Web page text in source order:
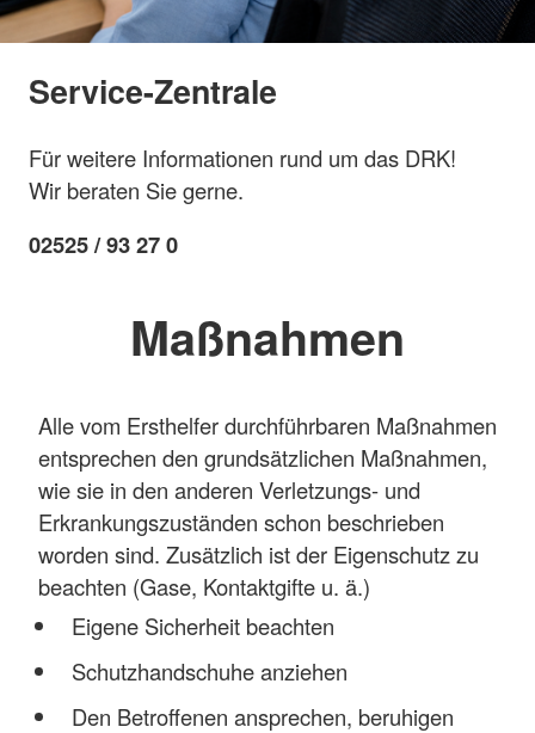
Service-Zentrale
Für weitere Informationen rund um das DRK!
Wir beraten Sie gerne.
02525 / 93 27 0
Maßnahmen
Alle vom Ersthelfer durchführbaren Maßnahmen
entsprechen den grundsätzlichen Maßnahmen,
wie sie in den anderen Verletzungs- und
Erkrankungszuständen schon beschrieben
worden sind. Zusätzlich ist der Eigenschutz zu
beachten (Gase, Kontaktgifte u. ä.)
Eigene Sicherheit beachten
Schutzhandschuhe anziehen
Den Betroffenen ansprechen, beruhigen